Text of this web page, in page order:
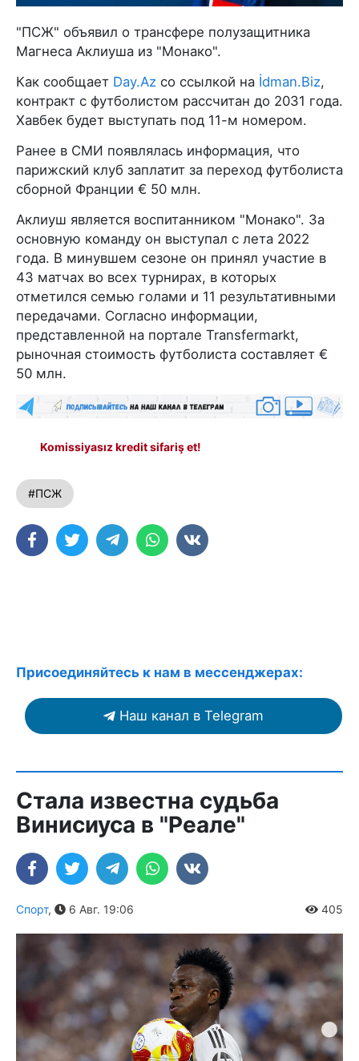
"ПСЖ" объявил о трансфере полузащитника
Магнеса Аклиуша из "Монако".
Как сообщает Day.Az со ссылкой на İdman.Biz,
контракт с футболистом рассчитан до 2031 года.
Хавбек будет выступать под 11-м номером.
Ранее в СМИ появлялась информация, что
парижский клуб заплатит за переход футболиста
сборной Франции € 50 млн.
Аклиуш является воспитанником "Монако". За
основную команду он выступал с лета 2022
года. В минувшем сезоне он принял участие в
43 матчах во всех турнирах, в которых
отметился семью голами и 11 результативными
передачами. Согласно информации,
представленной на портале Transfermarkt,
рыночная стоимость футболиста составляет €
50 млн.
Komissiyasız kredit sifariş et!
#ПСЖ
Присоединяйтесь к нам в мессенджерах:
Наш канал в Telegram
Стала известна судьба
Винисиуса в "Реале"
Спорт, 6 Авг. 19:06 405